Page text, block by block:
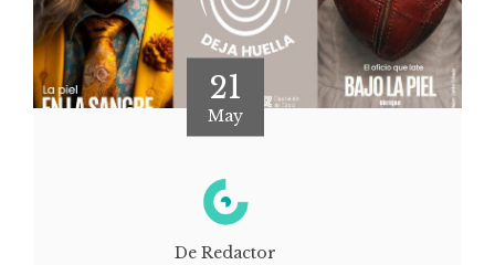
21
May
De Redactor